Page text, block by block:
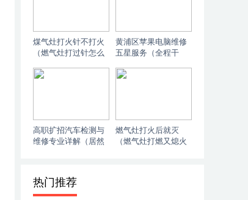
煤气灶打火针不打火
（燃气灶打过针怎么
黄浦区苹果电脑维修
五星服务（全程干
高职扩招汽车检测与
维修专业详解（居然
燃气灶打火后就灭
（燃气灶打燃又熄火
热门推荐